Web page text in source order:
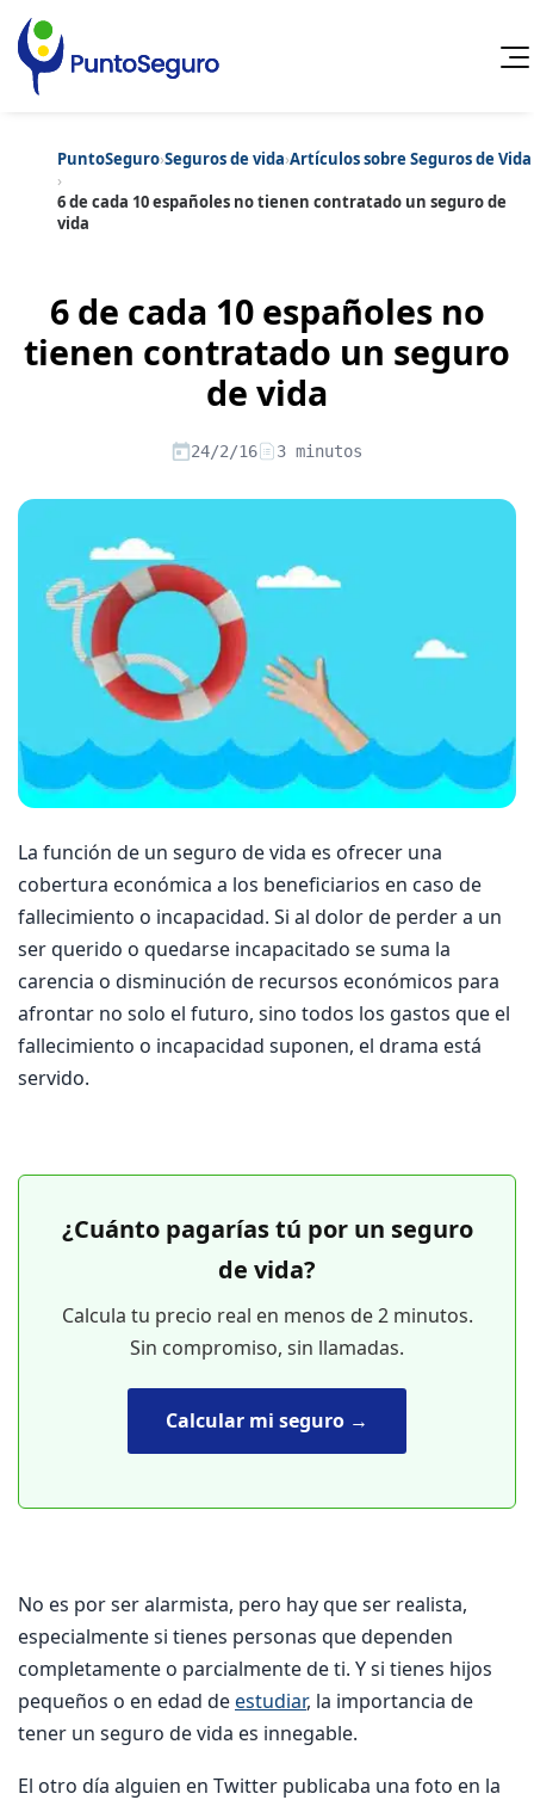
Cancelar
Categorías populares
Artículos sobre Otros Seguros
Artículos sobre Seguros de Auto
Artículos sobre Seguros de Hogar
Artículos sobre Seguros de SaludContenido extra
Artículos sobre Convenios Colectivos
Artículos sobre Educación Financiera
Artículos sobre Seguros de Vida Hipoteca
Artículos sobre Seguros de Decesos
PuntoSeguro›Seguros de vida›Artículos sobre Seguros de Vida
›
6 de cada 10 españoles no tienen contratado un seguro de
vida
6 de cada 10 españoles no
tienen contratado un seguro
de vida
24/2/16 3 minutos
La función de un seguro de vida es ofrecer una
cobertura económica a los beneficiarios en caso de
fallecimiento o incapacidad. Si al dolor de perder a un
ser querido o quedarse incapacitado se suma la
carencia o disminución de recursos económicos para
afrontar no solo el futuro, sino todos los gastos que el
fallecimiento o incapacidad suponen, el drama está
servido.
¿Cuánto pagarías tú por un seguro
de vida?
Calcula tu precio real en menos de 2 minutos.
Sin compromiso, sin llamadas.
Calcular mi seguro →
No es por ser alarmista, pero hay que ser realista,
especialmente si tienes personas que dependen
completamente o parcialmente de ti. Y si tienes hijos
pequeños o en edad deestudiar, la importancia de
tener un seguro de vida es innegable.
El otro día alguien en Twitter publicaba una foto en la